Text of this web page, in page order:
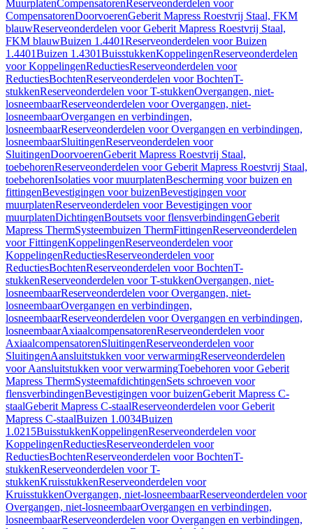
MuurplatenCompensatorenReserveonderdelen voor
CompensatorenDoorvoerenGeberit Mapress Roestvrij Staal, FKM
blauwReserveonderdelen voor Geberit Mapress Roestvrij Staal,
FKM blauwBuizen 1.4401Reserveonderdelen voor Buizen
1.4401Buizen 1.4301BuisstukkenKoppelingenReserveonderdelen
voor KoppelingenReductiesReserveonderdelen voor
ReductiesBochtenReserveonderdelen voor BochtenT-
stukkenReserveonderdelen voor T-stukkenOvergangen, niet-
losneembaarReserveonderdelen voor Overgangen, niet-
losneembaarOvergangen en verbindingen,
losneembaarReserveonderdelen voor Overgangen en verbindingen,
losneembaarSluitingenReserveonderdelen voor
SluitingenDoorvoerenGeberit Mapress Roestvrij Staal,
toebehorenReserveonderdelen voor Geberit Mapress Roestvrij Staal,
toebehorenIsolaties voor muurplatenBescherming voor buizen en
fittingenBevestigingen voor buizenBevestigingen voor
muurplatenReserveonderdelen voor Bevestigingen voor
muurplatenDichtingenBoutsets voor flensverbindingenGeberit
Mapress ThermSysteembuizen ThermFittingenReserveonderdelen
voor FittingenKoppelingenReserveonderdelen voor
KoppelingenReductiesReserveonderdelen voor
ReductiesBochtenReserveonderdelen voor BochtenT-
stukkenReserveonderdelen voor T-stukkenOvergangen, niet-
losneembaarReserveonderdelen voor Overgangen, niet-
losneembaarOvergangen en verbindingen,
losneembaarReserveonderdelen voor Overgangen en verbindingen,
losneembaarAxiaalcompensatorenReserveonderdelen voor
AxiaalcompensatorenSluitingenReserveonderdelen voor
SluitingenAansluitstukken voor verwarmingReserveonderdelen
voor Aansluitstukken voor verwarmingToebehoren voor Geberit
Mapress ThermSysteemafdichtingenSets schroeven voor
flensverbindingenBevestigingen voor buizenGeberit Mapress C-
staalGeberit Mapress C-staalReserveonderdelen voor Geberit
Mapress C-staalBuizen 1.0034Buizen
1.0215BuisstukkenKoppelingenReserveonderdelen voor
KoppelingenReductiesReserveonderdelen voor
ReductiesBochtenReserveonderdelen voor BochtenT-
stukkenReserveonderdelen voor T-
stukkenKruisstukkenReserveonderdelen voor
KruisstukkenOvergangen, niet-losneembaarReserveonderdelen voor
Overgangen, niet-losneembaarOvergangen en verbindingen,
losneembaarReserveonderdelen voor Overgangen en verbindingen,